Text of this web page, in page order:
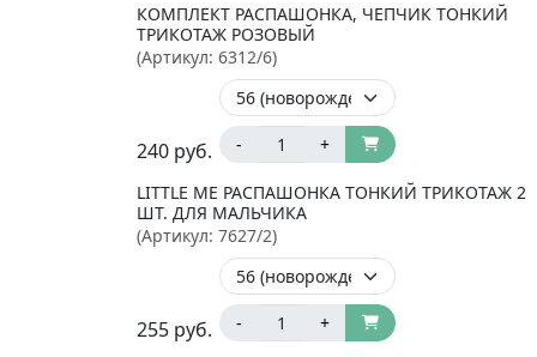
КОМПЛЕКТ РАСПАШОНКА, ЧЕПЧИК ТОНКИЙ
ТРИКОТАЖ РОЗОВЫЙ
(Артикул: 6312/6)
240 руб. - +
LITTLE ME РАСПАШОНКА ТОНКИЙ ТРИКОТАЖ 2
ШТ. ДЛЯ МАЛЬЧИКА
(Артикул: 7627/2)
255 руб. - +